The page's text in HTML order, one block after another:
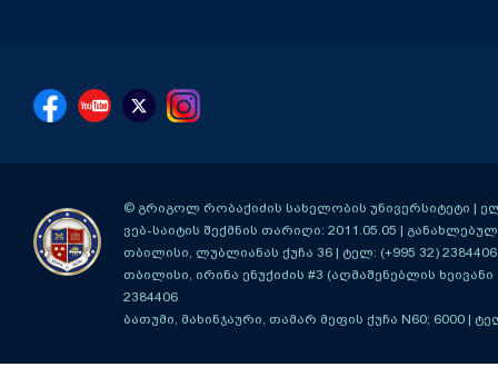
© გრიგოლ რობაქიძის სახელობის უნივერსიტეტი |
ვებ-საიტის შექმნის თარიღი: 2011.05.05 |
თბილისი, ლუბლიანას ქუჩა 36 | ტელ: (+995 32)
თბილისი, ირინა ენუქიძის #3 (აღმაშენებლის ხეივანი
2384406
ბათუმი, მახინჯაური, თამარ მეფის ქუჩა N60; 6000 |